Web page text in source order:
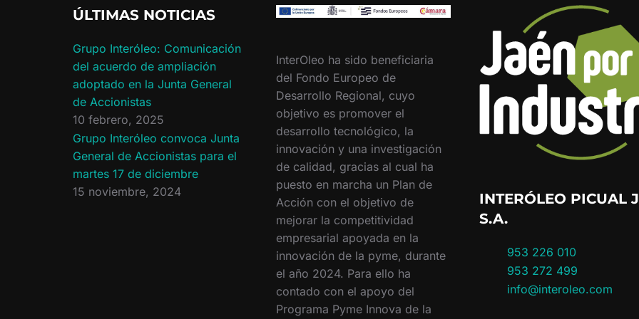
ÚLTIMAS NOTICIAS
Grupo Interóleo: Comunicación
del acuerdo de ampliación
adoptado en la Junta General
de Accionistas
10 febrero, 2025
Grupo Interóleo convoca Junta
General de Accionistas para el
martes 17 de diciembre
15 noviembre, 2024
InterOleo ha sido beneficiaria
del Fondo Europeo de
Desarrollo Regional, cuyo
objetivo es promover el
desarrollo tecnológico, la
innovación y una investigación
de calidad, gracias al cual ha
puesto en marcha un Plan de
Acción con el objetivo de
mejorar la competitividad
empresarial apoyada en la
innovación de la pyme, durante
el año 2024. Para ello ha
contado con el apoyo del
Programa Pyme Innova de la
INTERÓLEO PICUAL
S.A.
953 226 010
953 272 499
info@interoleo.com